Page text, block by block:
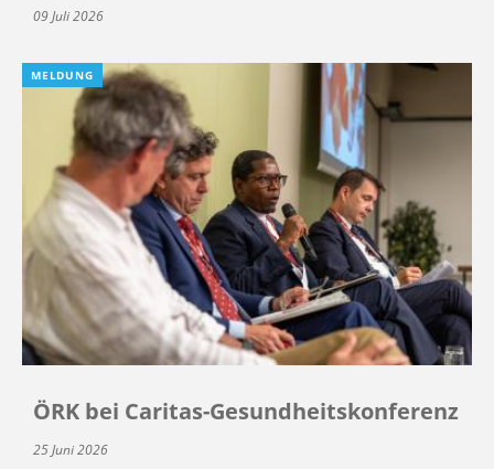
09 Juli 2026
MELDUNG
ÖRK bei Caritas-Gesundheitskonferenz
25 Juni 2026